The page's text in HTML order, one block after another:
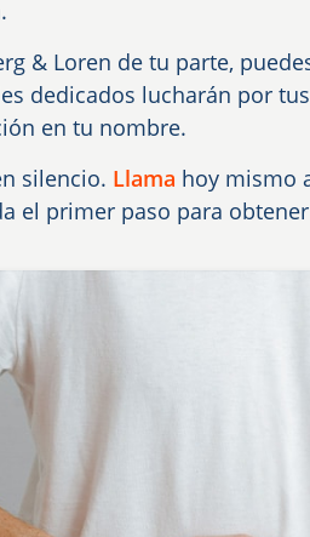
& Loren de tu parte,
dedicados lucharán por
en tu nombre.
silencio. Llama hoy mismo
el primer paso para